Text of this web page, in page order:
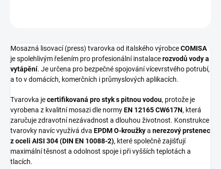
Mosazná lisovací (press) tvarovka od italského výrobceCOMISA
je spolehlivým řešením pro profesionální instalacerozvodů vody a
vytápění. Je určena pro bezpečné spojování vícevrstvého potrubí,
a to v domácích, komerčních i průmyslových aplikacích.
Tvarovka jecertifikovaná pro styk s pitnou vodou, protože je
vyrobena z kvalitní mosazi dle normyEN 12165 CW617N, která
zaručuje zdravotní nezávadnost a dlouhou životnost. Konstrukce
tvarovky navíc využívá dva EPDM O-kroužkya nerezový prstenec
z oceli AISI 304 (DIN EN 10088-2), které společně zajišťují
maximální těsnost a odolnost spoje i při vyšších teplotách a
tlacích.